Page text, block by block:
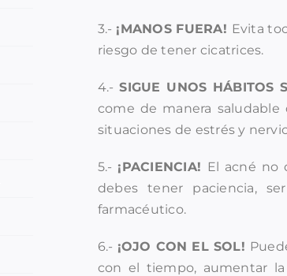
3.- ¡MANOS FUERA! Evita
riesgo de tener cicatrices.
4.-SIGUE UNOS HÁBITOS
come de manera
situaciones de estrés y
5.- ¡PACIENCIA! El acné no
debes tener paciencia,
farmacéutico.
6.- ¡OJO CON EL SOL!
con el tiempo, aumentar